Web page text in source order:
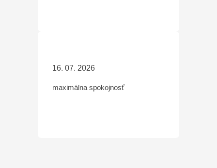
16. 07. 2026
maximálna spokojnosť